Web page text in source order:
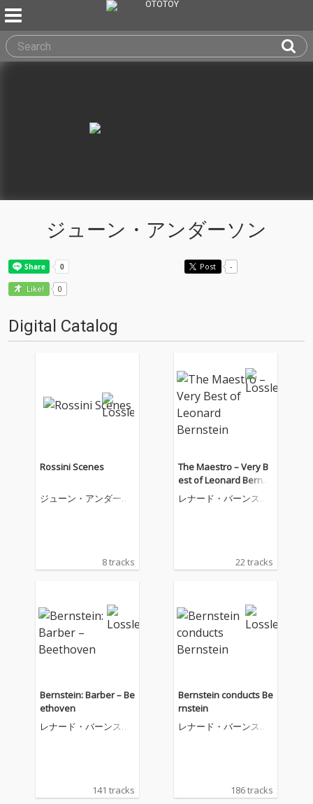
ジューン・アンダーソン
Post -
Like! 0
Digital Catalog
Rossini Scenes
ジューン・アンダーソ
8 tracks
The Maestro – Very B
est of Leonard Bernst
ein
レナード・バーンスタ
22 tracks
Bernstein: Barber – Be
ethoven
レナード・バーンスタ
141 tracks
Bernstein conducts Be
rnstein
レナード・バーンスタ
186 tracks